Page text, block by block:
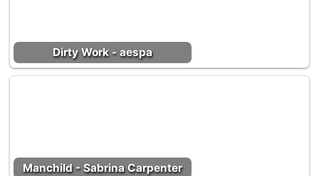
Dirty Work - aespa
Manchild - Sabrina Carpenter